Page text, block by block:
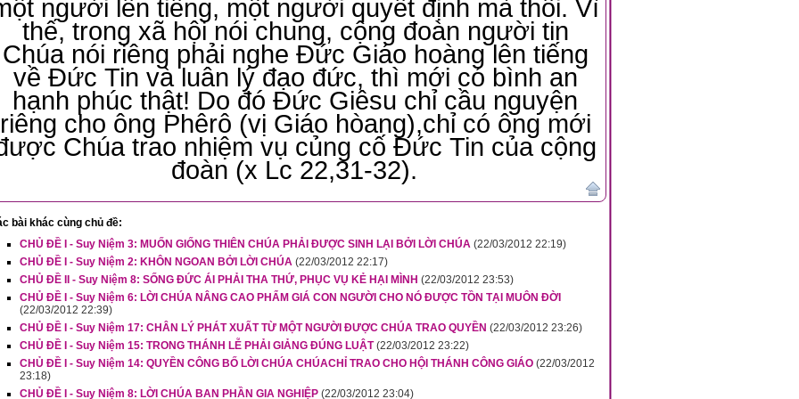
người lên tiếng, một người quyết định mà thôi. Vì
thế, trong xã hội nói chung, cộng đoàn người tin
Chúa nói riêng phải nghe Đức Giáo hoàng lên tiếng
về Đức Tin và luân lý đạo đức, thì mới có bình an
hạnh phúc thật! Do đó Đức Giêsu chỉ cầu nguyện
riêng cho ông Phêrô (vị Giáo hòang),chỉ có ông mới
Chúa trao nhiệm vụ củng cố Đức Tin của cộng
đoàn (x Lc 22,31-32).
bài khác cùng chủ đề:
CHỦ ĐỀ I - Suy Niệm 3: MUỐN GIỐNG THIÊN CHÚA PHẢI ĐƯỢC SINH LẠI BỞI LỜI CHÚA (22/03/2012 22:19)
CHỦ ĐỀ I - Suy Niệm 2: KHÔN NGOAN BỞI LỜI CHÚA (22/03/2012 22:17)
CHỦ ĐỀ II - Suy Niệm 8: SỐNG ĐỨC ÁI PHẢI THA THỨ, PHỤC VỤ KẺ HẠI MÌNH (22/03/2012 23:53)
CHỦ ĐỀ I - Suy Niệm 6: LỜI CHÚA NÂNG CAO PHẨM GIÁ CON NGƯỜI CHO NÓ ĐƯỢC TỒN TẠI MUÔN ĐỜI
(22/03/2012 22:39)
CHỦ ĐỀ I - Suy Niệm 17: CHÂN LÝ PHÁT XUẤT TỪ MỘT NGƯỜI ĐƯỢC CHÚA TRAO QUYỀN (22/03/2012 23:26)
CHỦ ĐỀ I - Suy Niệm 15: TRONG THÁNH LỄ PHẢI GIẢNG ĐÚNG LUẬT (22/03/2012 23:22)
CHỦ ĐỀ I - Suy Niệm 14: QUYỀN CÔNG BỐ LỜI CHÚA CHÚACHỈ TRAO CHO HỘI THÁNH CÔNG GIÁO (22/03/2012
23:18)
CHỦ ĐỀ I - Suy Niệm 8: LỜI CHÚA BAN PHẦN GIA NGHIỆP (22/03/2012 23:04)